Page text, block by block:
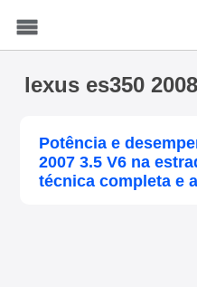
lexus es350
Potência e
2007 3.5 V6 na
técnica completa e